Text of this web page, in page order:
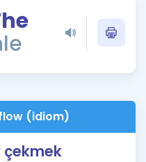
(idiom)
çekmek